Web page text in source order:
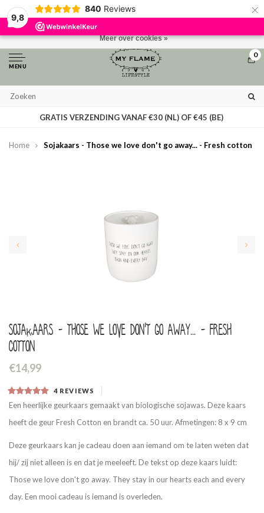
9,8
840 Reviews ×
MENU
0
GRATIS VERZENDING VANAF €30 (NL) OF €45 (BE)
Home Sojakaars - Those we love don't go away... - Fresh cotton
Sojakaars - Those we love don't go away... - Fresh
cotton
€14,99
4 REVIEWS
Een heerlijke geurkaars gemaakt van biologische sojawas. Deze kaars
heeft de geur Fresh Cotton en brandt ca. 50 uur. Afmetingen: 8 x 9 cm
Deze geurkaars kan je cadeau doen aan iemand om te laten weten dat
hij/ zij niet alleen is en dat je meeleeft. De tekst op deze kaars luidt:
Those we love don't go away. They stay in our hearts each and every
day. Een mooi cadeau is iemand is overleden.
Door het gebruiken van onze website, ga je akkoord met het gebruik van
cookies om onze website te verbeteren.
Meer over cookies »